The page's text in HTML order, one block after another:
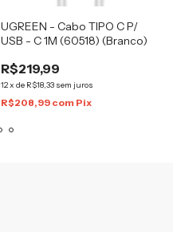
UGREEN - Cabo TIPO C P/
USB - C 1M (60518) (Branco)
R$219,99
12x de R$18,33 sem juros
R$208,99 com Pix